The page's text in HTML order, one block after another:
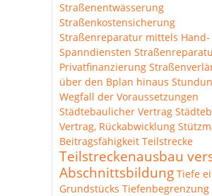
Straßenentwässerung
Straßenkostensicherung
Straßenreparatur mittels
Spanndiensten
Privatfinanzierung
über den Bplan hinaus
Wegfall der Voraussetzungen
Städtebaulicher Vertrag
Vertrag, Rückabwicklung
Beitragsfähigkeit Teilstrecke
Teilstreckenausbau
Abschnittsbildung Tiefe
Grundstücks Tiefenbegrenzung